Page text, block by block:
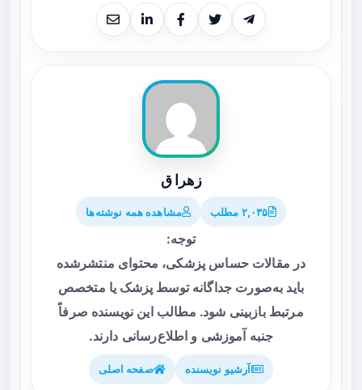
زهرا ق
۲,۰۳۵ مطلب مشاهده همه نوشته‌ها
توجه:
در مقالات حساس پزشکی، محتوای منتشرشده
باید به‌صورت جداگانه توسط پزشک یا متخصص
مرتبط بازبینی شود. مطالب این نویسنده صرفاً
جنبه آموزشی و اطلاع‌رسانی دارند.
آرشیو نویسنده صفحه اصلی